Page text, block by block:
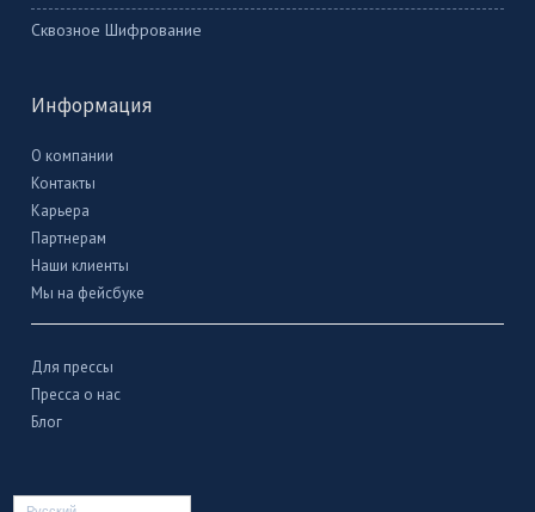
Сквозное Шифрование
Информация
О компании
Контакты
Карьера
Партнерам
Наши клиенты
Мы на фейсбуке
Для прессы
Пресса о нас
Блог